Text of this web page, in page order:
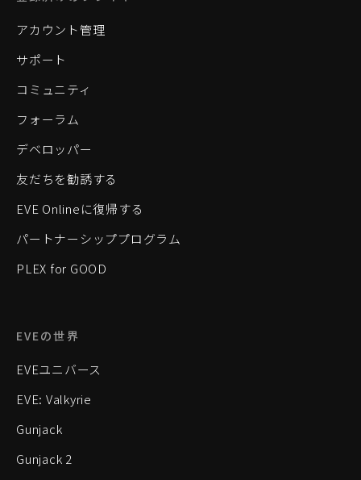
アカウント管理
サポート
コミュニティ
フォーラム
デベロッパー
友だちを勧誘する
EVE Onlineに復帰する
パートナーシッププログラム
PLEX for GOOD
EVEの世界
EVEユニバース
EVE: Valkyrie
Gunjack
Gunjack 2